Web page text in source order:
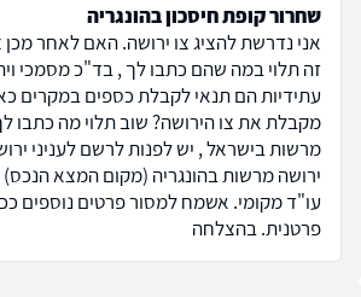
שחרור קופת חיסכון בהונגריה
אני נדרשת להציג צו ירושה. האם לאחר
זה תלוי במה שהם כתבו לך , בד"כ מסמכי
עתידיות הם תנאי לקבלת כספים במקרים
מקבלת את צו הירושה? שוב תלוי מה כתבו
מרשות בישראל , יש לפנות לרשם לעניני
ירושה מרשות בהונגריה (מקום המצא
עו"ד מקומי. אשמח למסור פרטים נוספים
פרטנית. בהצלחה